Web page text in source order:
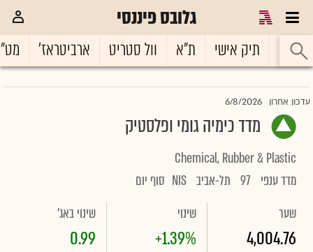
גלובס פיננסי
ראשי תיק אישי ת"א וול סטריט ארביטראז'
עדכון אחרון 6/8/2026
מדד כימיה גומי ופלסטיק
Chemical, Rubber & Plastic
מדד ענפי 97 תל-אביב NIS סוף יום
שער
4,004.76
שינוי
+1.39%
שינוי באג'
0.99